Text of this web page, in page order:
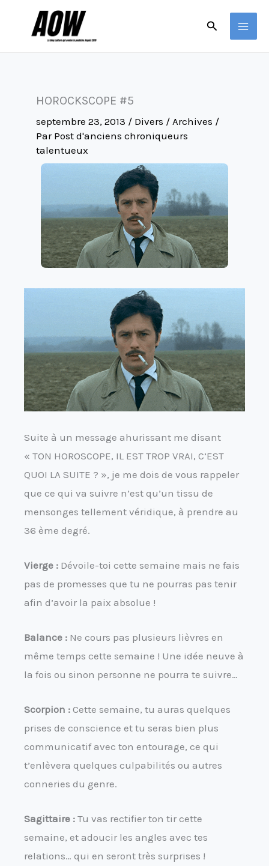
Rechercher
HOROCKSCOPE #5
septembre 23, 2013 / Divers / Archives /
Par Post d'anciens chroniqueurs
talentueux
Suite à un message ahurissant me disant
« TON HOROSCOPE, IL EST TROP VRAI, C’EST
QUOI LA SUITE ? », je me dois de vous rappeler
que ce qui va suivre n’est qu’un tissu de
mensonges tellement véridique, à prendre au
36 ème degré.
Vierge : Dévoile-toi cette semaine mais ne fais
pas de promesses que tu ne pourras pas tenir
afin d’avoir la paix absolue !
Balance : Ne cours pas plusieurs lièvres en
même temps cette semaine ! Une idée neuve à
la fois ou sinon personne ne pourra te suivre…
Scorpion : Cette semaine, tu auras quelques
prises de conscience et tu seras bien plus
communicatif avec ton entourage, ce qui
t’enlèvera quelques culpabilités ou autres
conneries du genre.
Sagittaire : Tu vas rectifier ton tir cette
semaine, et adoucir les angles avec tes
relations… qui en seront très surprises !